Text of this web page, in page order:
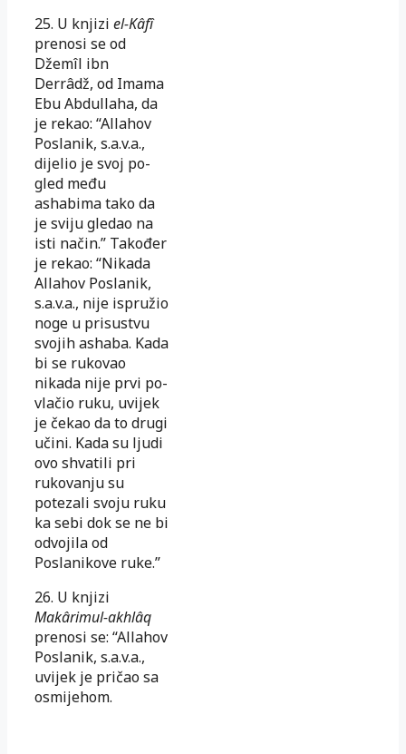
25. U knjizi el-Kâfî
prenosi se od
Džemîl ibn
Derrâdž, od Imama
Ebu Ab­dullaha, da
je rekao: “Allahov
Poslanik, s.a.v.a.,
dijelio je svoj po­
gled među
ashabima tako da
je sviju gledao na
isti način.” Ta­ko­đer
je rekao: “Nikada
Allahov Poslanik,
s.a.v.a., nije ispružio
noge u prisustvu
svojih ashaba. Kada
bi se rukovao
nikada nije prvi po­
vlačio ruku, uvijek
je čekao da to drugi
učini. Kada su ljudi
ovo shva­tili pri
rukovanju su
potezali svoju ruku
ka sebi dok se ne bi
od­vojila od
Poslanikove ruke.”
26. U knjizi
Makârimul-akhlâq
prenosi se: “Allahov
Poslanik, s.a.v.a.,
uvi­jek je pričao sa
osmijehom.